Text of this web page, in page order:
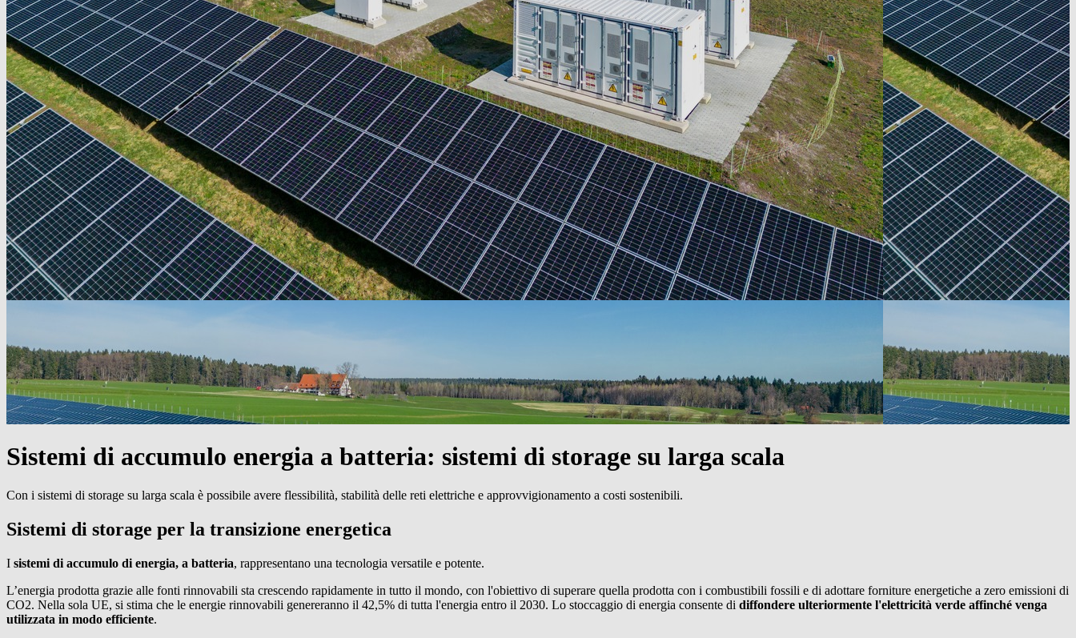
Sistemi di accumulo energia a batteria: sistemi di storage su larga scala
Con i sistemi di storage su larga scala è possibile avere flessibilità, stabilità delle reti elettriche e approvvigionamento a costi sostenibili.
Sistemi di storage per la transizione energetica
I sistemi di accumulo di energia, a batteria, rappresentano una tecnologia versatile e potente.
L’energia prodotta grazie alle fonti rinnovabili sta crescendo rapidamente in tutto il mondo, con l'obiettivo di superare quella prodotta con i combustibili fossili e di adottare forniture energetiche a zero emissioni di
CO2. Nella sola UE, si stima che le energie rinnovabili genereranno il 42,5% di tutta l'energia entro il 2030. Lo stoccaggio di energia consente di diffondere ulteriormente l'elettricità verde affinché venga
utilizzata in modo efficiente.